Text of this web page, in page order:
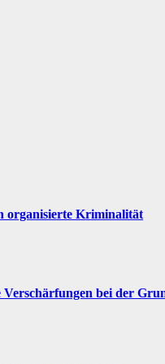
organisierte Kriminalität
bei der